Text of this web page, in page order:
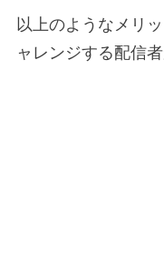
以上のようなメリ
ャレンジする配信